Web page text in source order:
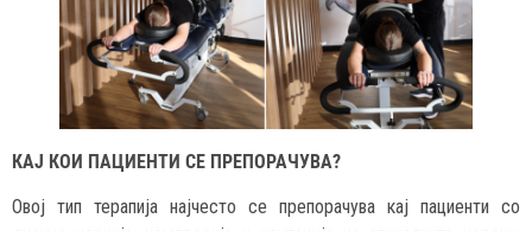
КАЈ КОИ ПАЦИЕНТИ СЕ ПРЕПОРАЧУВА?
Овој тип терапија најчесто се препорачува кај пациенти со